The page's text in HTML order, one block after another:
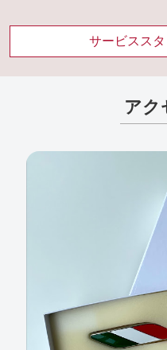
サービスス
アク